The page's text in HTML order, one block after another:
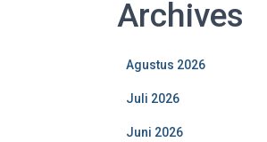
Archives
Agustus 2026
Juli 2026
Juni 2026